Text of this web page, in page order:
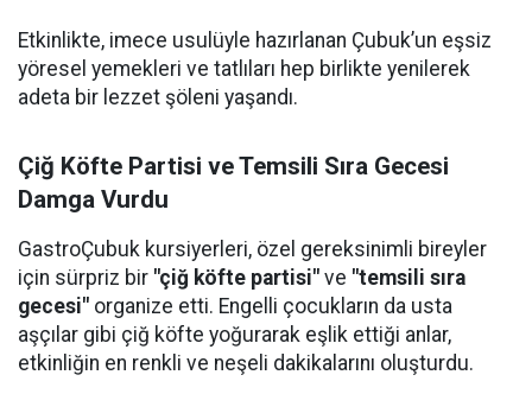
Etkinlikte, imece usulüyle hazırlanan Çubuk’un eşsiz
yöresel yemekleri ve tatlıları hep birlikte yenilerek
adeta bir lezzet şöleni yaşandı.
Çiğ Köfte Partisi ve Temsili Sıra Gecesi
Damga Vurdu
GastroÇubuk kursiyerleri, özel gereksinimli bireyler
için sürpriz bir "çiğ köfte partisi" ve "temsili sıra
gecesi" organize etti. Engelli çocukların da usta
aşçılar gibi çiğ köfte yoğurarak eşlik ettiği anlar,
etkinliğin en renkli ve neşeli dakikalarını oluşturdu.